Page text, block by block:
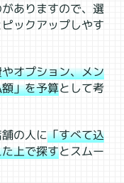
ありますので、選
ックアップしやす
オプション、メン
」を予算として考
の人に「すべて込
上で探すとスムー